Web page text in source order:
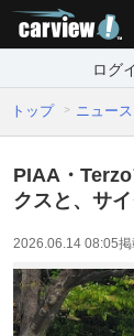
ログ
トップ ニュース
PIAA・
クスと、サ
2026.06.14 08:05